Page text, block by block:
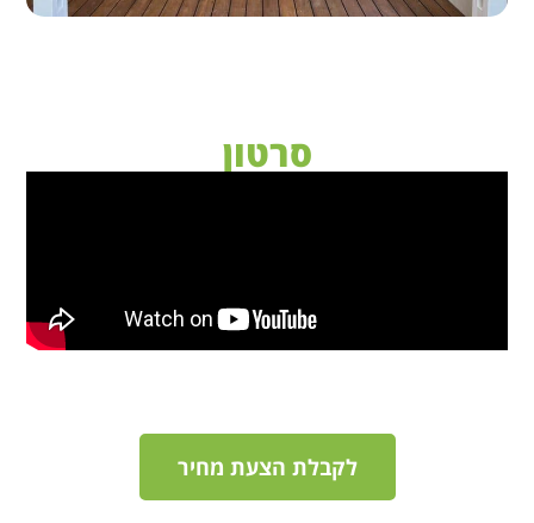
סרטון
לקבלת הצעת מחיר